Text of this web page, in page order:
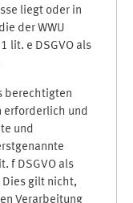
liegt oder in
der WWU
lit. e DSGVO als
berechtigten
erforderlich und
und
f DSGVO als
Dies gilt nicht,
Verarbeitung